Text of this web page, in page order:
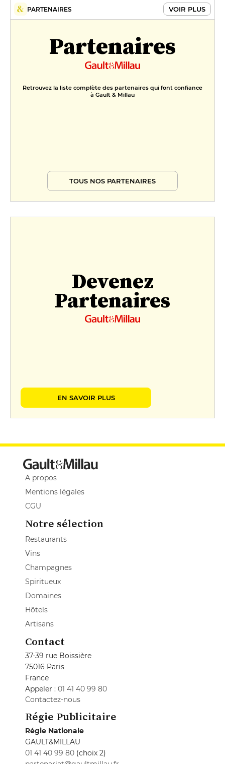
PARTENAIRES VOIR PLUS
Partenaires
Retrouvez la liste complète des partenaires qui font confiance
à Gault & Millau
TOUS NOS PARTENAIRES
Devenez
Partenaires
EN SAVOIR PLUS
A propos
Mentions légales
CGU
Notre sélection
Restaurants
Vins
Champagnes
Spiritueux
Domaines
Hôtels
Artisans
Contact
37-39 rue Boissière
75016 Paris
France
Appeler : 01 41 40 99 80
Contactez-nous
Régie Publicitaire
Régie Nationale
GAULT&MILLAU
01 41 40 99 80 (choix 2)